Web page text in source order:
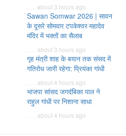
. . . about 3 hours ago
Sawan Somwar 2026 | सावन
के दूसरे सोमवार टपकेश्वर महादेव
मंदिर में भक्तों का सैलाब
. . . about 3 hours ago
गृह मंत्री शाह के बयान तक संसद में
गतिरोध जारी रहेगा: प्रियंका गांधी
. . . about 4 hours ago
भाजपा सांसद जगदंबिका पाल ने
राहुल गांधी पर निशाना साधा
. . . about 4 hours ago